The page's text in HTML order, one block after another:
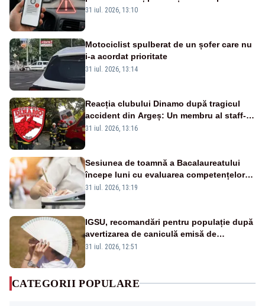
noi metode de fraudă online
31 iul. 2026, 13:10
Motociclist spulberat de un șofer care nu
i-a acordat prioritate
31 iul. 2026, 13:14
Reacția clubului Dinamo după tragicul
accident din Argeș: Un membru al staff-
ului medical a murit, antrenorul Adrian
31 iul. 2026, 13:16
Sesiunea de toamnă a Bacalaureatului
începe luni cu evaluarea competențelor
orale la Limba română
31 iul. 2026, 13:19
IGSU, recomandări pentru populație după
avertizarea de caniculă emisă de
meteorologi
31 iul. 2026, 12:51
CATEGORII POPULARE